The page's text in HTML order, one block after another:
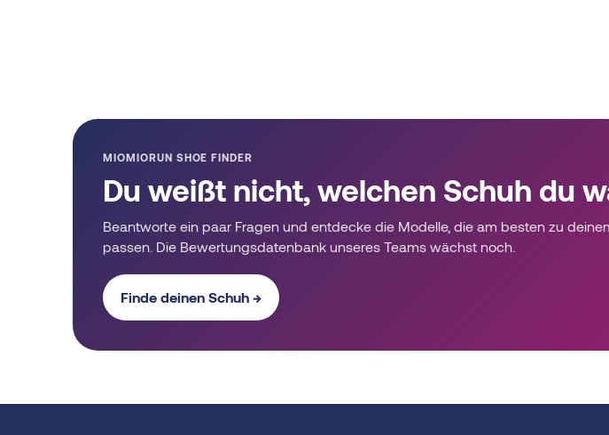
MIOMIORUN SHOE FINDER
Du weißt nicht, welchen Schuh du
Beantworte ein paar Fragen und entdecke die Modelle, die am besten zu
passen. Die Bewertungsdatenbank unseres Teams wächst noch.
Finde deinen Schuh →